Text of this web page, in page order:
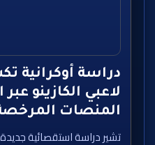
لاعبي الكازينو
المنصات
تشير دراسة استقصائية